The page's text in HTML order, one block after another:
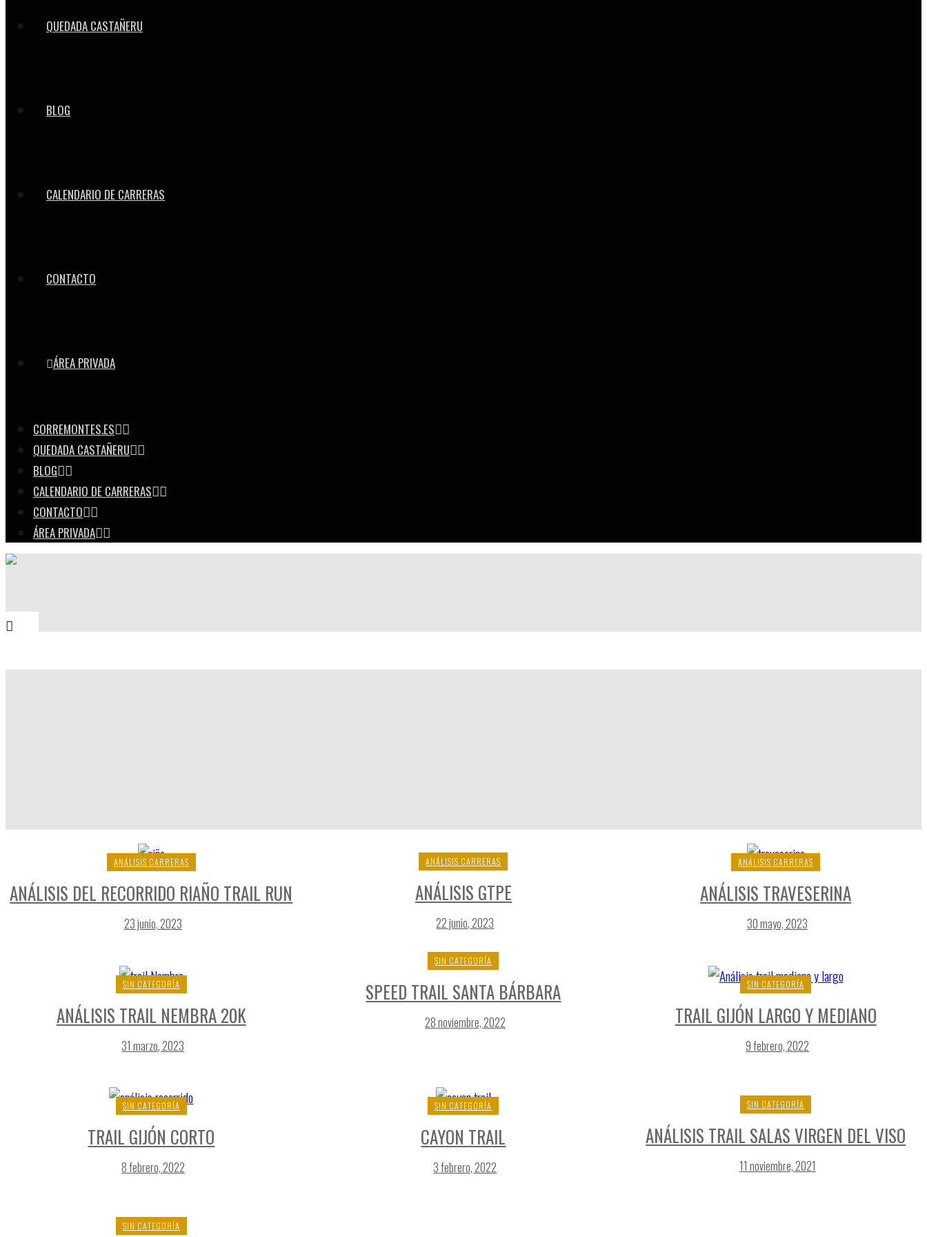
QUEDADA CASTAÑERU
BLOG
CALENDARIO DE CARRERAS
CONTACTO
ÁREA PRIVADA
CORREMONTES.ES
QUEDADA CASTAÑERU
BLOG
CALENDARIO DE CARRERAS
CONTACTO
ÁREA PRIVADA
ANÁLISIS CARRERAS
ANÁLISIS DEL RECORRIDO RIAÑO TRAIL RUN
23 junio, 2023
ANÁLISIS CARRERAS
ANÁLISIS GTPE
22 junio, 2023
ANÁLISIS CARRERAS
ANÁLISIS TRAVESERINA
30 mayo, 2023
SIN CATEGORÍA
ANÁLISIS TRAIL NEMBRA 20K
31 marzo, 2023
SIN CATEGORÍA
SPEED TRAIL SANTA BÁRBARA
28 noviembre, 2022
SIN CATEGORÍA
TRAIL GIJÓN LARGO Y MEDIANO
9 febrero, 2022
SIN CATEGORÍA
TRAIL GIJÓN CORTO
8 febrero, 2022
SIN CATEGORÍA
CAYON TRAIL
3 febrero, 2022
SIN CATEGORÍA
ANÁLISIS TRAIL SALAS VIRGEN DEL VISO
11 noviembre, 2021
SIN CATEGORÍA